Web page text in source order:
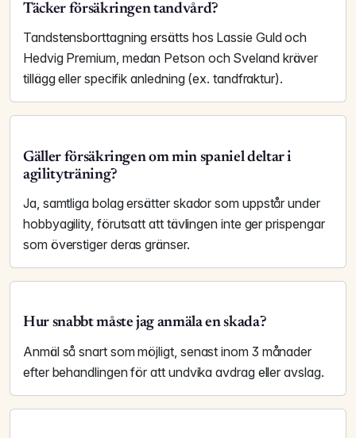
Täcker försäkringen tandvård?
Tandstens­borttagning ersätts hos Lassie Guld och
Hedvig Premium, medan Petson och Sveland kräver
tillägg eller specifik anledning (ex. tandfraktur).
Gäller försäkringen om min spaniel deltar i
agilityträning?
Ja, samtliga bolag ersätter skador som uppstår under
hobby­agility, förutsatt att tävlingen inte ger prispengar
som överstiger deras gränser.
Hur snabbt måste jag anmäla en skada?
Anmäl så snart som möjligt, senast inom 3 månader
efter behandlingen för att undvika avdrag eller avslag.